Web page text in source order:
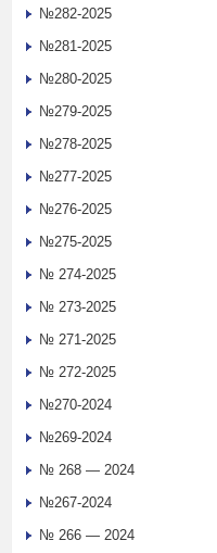
№282-2025
№281-2025
№280-2025
№279-2025
№278-2025
№277-2025
№276-2025
№275-2025
№ 274-2025
№ 273-2025
№ 271-2025
№ 272-2025
№270-2024
№269-2024
№ 268 — 2024
№267-2024
№ 266 — 2024